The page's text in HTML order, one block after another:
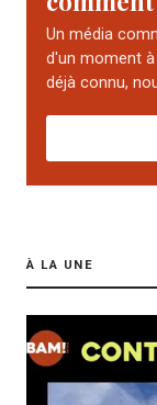
Un média
d'un moment
déjà connu,
À LA UNE